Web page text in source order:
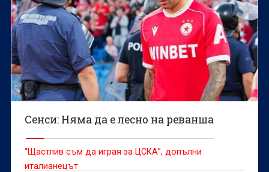
Сенси: Няма да е лесно на реванша
“Щастлив съм да играя за ЦСКА”, допълни
италианецът